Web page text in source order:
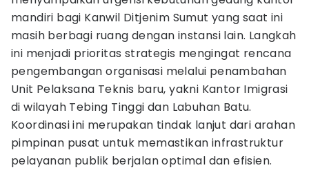
mandiri bagi Kanwil Ditjenim Sumut yang saat ini
masih berbagi ruang dengan instansi lain. Langkah
ini menjadi prioritas strategis mengingat rencana
pengembangan organisasi melalui penambahan
Unit Pelaksana Teknis baru, yakni Kantor Imigrasi
di wilayah Tebing Tinggi dan Labuhan Batu.
Koordinasi ini merupakan tindak lanjut dari arahan
pimpinan pusat untuk memastikan infrastruktur
pelayanan publik berjalan optimal dan efisien.